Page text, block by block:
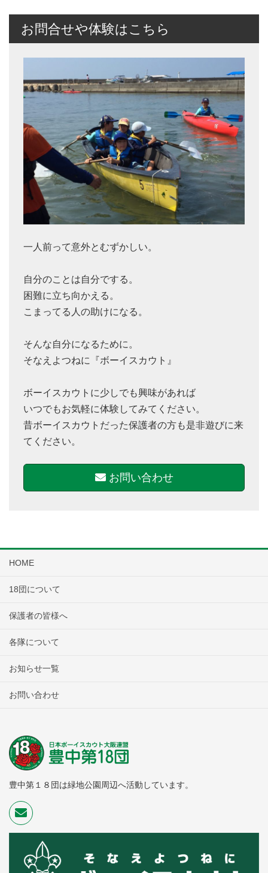
お問合せや体験はこちら
一人前って意外とむずかしい。
自分のことは自分でする。
困難に立ち向かえる。
こまってる人の助けになる。
そんな自分になるために。
そなえよつねに『ボーイスカウト』
ボーイスカウトに少しでも興味があれば
いつでもお気軽に体験してみてください。
昔ボーイスカウトだった保護者の方も是非遊びに来
てください。
お問い合わせ
HOME
18団について
保護者の皆様へ
各隊について
お知らせ一覧
お問い合わせ
豊中第１８団は緑地公園周辺へ活動しています。